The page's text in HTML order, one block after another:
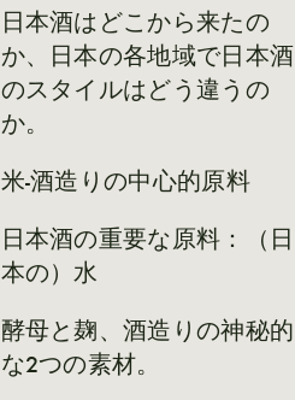
日本酒はどこから来たの
か、日本の各地域で日本酒
のスタイルはどう違うの
か。
米-酒造りの中心的原料
日本酒の重要な原料：（日
本の）水
酵母と麹、酒造りの神秘的
な2つの素材。